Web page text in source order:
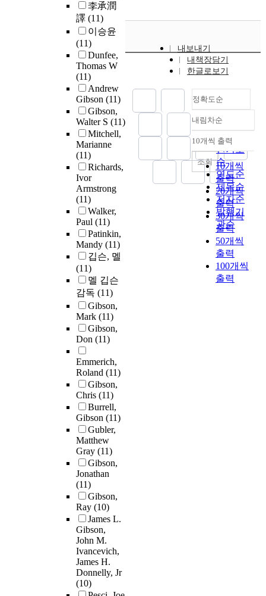
李承潤
譯 (11)
이승윤
(11)
Dunfee,
Thomas W
(11)
Andrew
Gibson (11)
Gibson,
Walter S (11)
Mitchell,
Marianne
(11)
Richards,
Ivor
Armstrong
(11)
Walker,
Paul (11)
Patinkin,
Mandy (11)
깁슨, 멜
(11)
멜 깁슨
감독 (11)
Gibson,
Mark (11)
Gibson,
Don (11)
Emmerich,
Roland (11)
Gibson,
Chris (11)
Burrell,
Gibson (11)
Gubler,
Matthew
Gray (11)
Gibson,
Jonathan
(11)
Gibson,
Ray (10)
James L.
Gibson,
John M.
Ivancevich,
James H.
Donnelly, Jr
(10)
내보내기
내책장담기
한글로보기
정확도순
정확도
순
인기도
순
연도순
제목순
저자순
발행기
관순
내림차순
내림차순
10개씩 출력
10개씩
출력
20개씩
출력
30개씩
출력
50개씩
출력
100개씩
출력
조회